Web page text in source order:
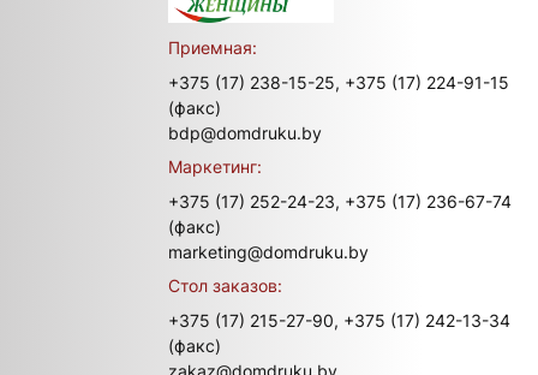
Приемная:
+375 (17) 238-15-25, +375 (17) 224-91-15
(факс)
bdp@domdruku.by
Маркетинг:
+375 (17) 252-24-23, +375 (17) 236-67-74
(факс)
marketing@domdruku.by
Стол заказов:
+375 (17) 215-27-90, +375 (17) 242-13-34
(факс)
zakaz@domdruku.by